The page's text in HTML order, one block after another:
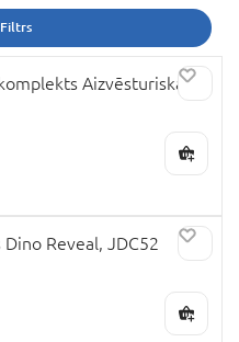
Filtrs
Aizvēsturiskā
Dino Reveal, JDC52